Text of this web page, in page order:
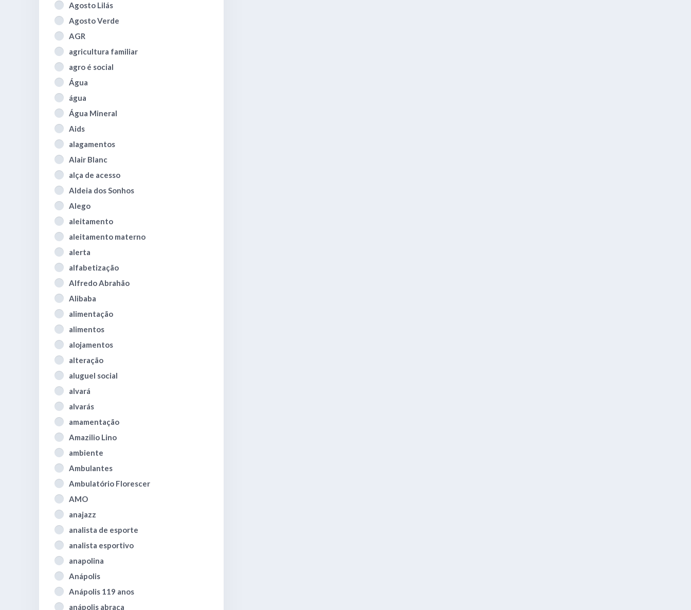
Agosto Lilás
Agosto Verde
AGR
agricultura familiar
agro é social
Água
água
Água Mineral
Aids
alagamentos
Alair Blanc
alça de acesso
Aldeia dos Sonhos
Alego
aleitamento
aleitamento materno
alerta
alfabetização
Alfredo Abrahão
Alibaba
alimentação
alimentos
alojamentos
alteração
aluguel social
alvará
alvarás
amamentação
Amazilio Lino
ambiente
Ambulantes
Ambulatório Florescer
AMO
anajazz
analista de esporte
analista esportivo
anapolina
Anápolis
Anápolis 119 anos
anápolis abraça